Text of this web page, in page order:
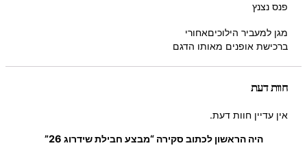
פנס נצנץ
מגן למעביר הילוכיםאחורי
ברכישת אופנים מאותו הדגם
חוות דעת
אין עדיין חוות דעת.
היה הראשון לכתוב סקירה “מבצע חבילת שידרוג 26”